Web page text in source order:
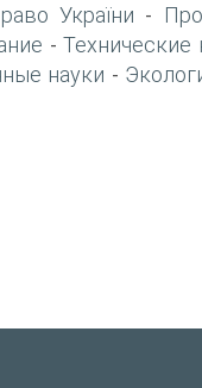
України -
-Технические
науки -